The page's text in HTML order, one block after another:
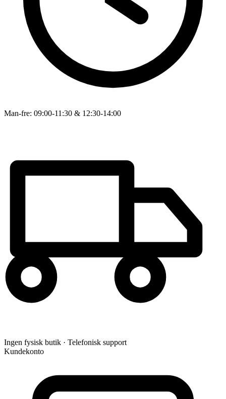
Man-fre: 09:00-11:30 & 12:30-14:00
Ingen fysisk butik · Telefonisk support
Kundekonto